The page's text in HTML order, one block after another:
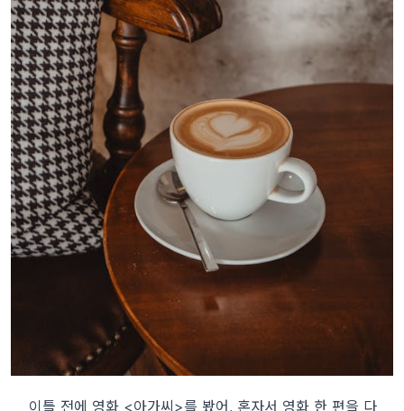
이틀 전에 영화 <아가씨>를 봤어. 혼자서 영화 한 편을 다